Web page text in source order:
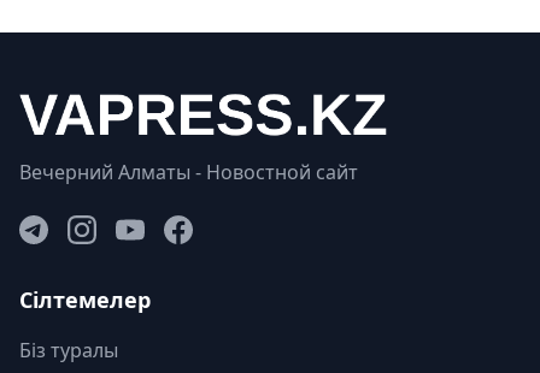
Вечерний Алматы - Новостной сайт
Сілтемелер
Біз туралы